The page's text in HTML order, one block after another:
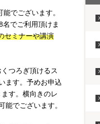
能でございます。
でご利用頂けま
セミナーや講演
つろぎ頂けるス
ます。予めお申込
す。横向きのレ
でございます。